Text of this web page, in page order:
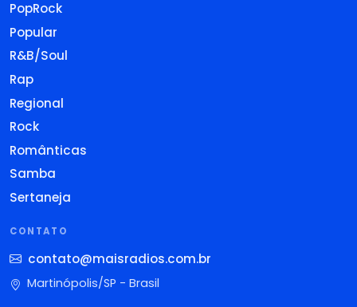
PopRock
Popular
R&B/Soul
Rap
Regional
Rock
Românticas
Samba
Sertaneja
CONTATO
contato@maisradios.com.br
Martinópolis/SP - Brasil